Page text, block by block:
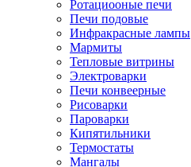
Ротациооные печи
Печи подовые
Инфракрасные лампы
Мармиты
Тепловые витрины
Электроварки
Печи конвеерные
Рисоварки
Пароварки
Кипятильники
Термостаты
Мангалы